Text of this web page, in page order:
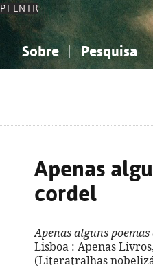
PT EN FR
Sobre Pesquisa
Apenas
cordel
Apenas alguns poemas
Lisboa : Apenas
(Literatralhas